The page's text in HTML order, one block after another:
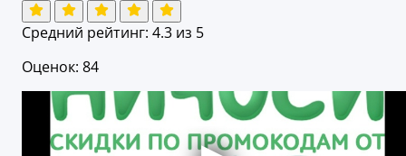
Средний рейтинг: 4.3 из 5
Оценок: 84